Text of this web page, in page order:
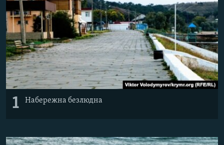
1 Набережна безлюдна